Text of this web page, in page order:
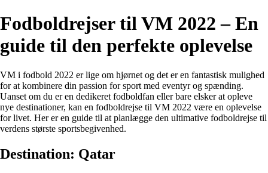
Fodboldrejser til VM 2022 – En
guide til den perfekte oplevelse
VM i fodbold 2022 er lige om hjørnet og det er en fantastisk mulighed
for at kombinere din passion for sport med eventyr og spænding.
Uanset om du er en dedikeret fodboldfan eller bare elsker at opleve
nye destinationer, kan en fodboldrejse til VM 2022 være en oplevelse
for livet. Her er en guide til at planlægge den ultimative fodboldrejse til
verdens største sportsbegivenhed.
Destination: Qatar